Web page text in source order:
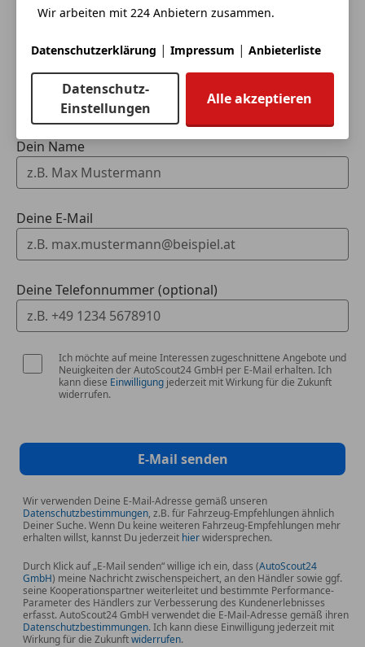
(unverbindlich).
Fahrzeugdaten hinzufügen
Dein Name
Deine E-Mail
Deine Telefonnummer (optional)
Ich möchte auf meine Interessen zugeschnittene Angebote und
Neuigkeiten der AutoScout24 GmbH per E-Mail erhalten. Ich
kann diese Einwilligung jederzeit mit Wirkung für die Zukunft
widerrufen.
E-Mail senden
Wir verwenden Deine E-Mail-Adresse gemäß unseren
Datenschutzbestimmungen, z.B. für Fahrzeug-Empfehlungen ähnlich
Deiner Suche. Wenn Du keine weiteren Fahrzeug-Empfehlungen mehr
erhalten willst, kannst Du jederzeit hierwidersprechen.
Durch Klick auf „E-Mail senden“ willige ich ein, dass (AutoScout24
GmbH) meine Nachricht zwischenspeichert, an den Händler sowie ggf.
seine Kooperationspartner weiterleitet und bestimmte Performance-
Parameter des Händlers zur Verbesserung des Kundenerlebnisses
erfasst. AutoScout24 GmbH verwendet die E-Mail-Adresse gemäß ihren
Datenschutzbestimmungen. Ich kann diese Einwilligung jederzeit mit
Wirkung für die Zukunftwiderrufen.
Wir arbeiten mit 224 Anbietern zusammen.
Datenschutzerklärung | Impressum | Anbieterliste
Datenschutz-
Einstellungen
Alle akzeptieren